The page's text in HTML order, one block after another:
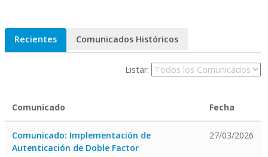
Recientes Comunicados Históricos
Listar:
Comunicado Fecha
Comunicado: Implementación de
Autenticación de Doble Factor
27/03/2026